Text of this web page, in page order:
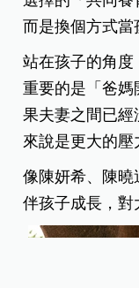
而是換個方式當
站在孩子的角度
重要的是「爸媽
果夫妻之間已經
來說是更大的壓
像陳妍希、陳
伴孩子成長，對